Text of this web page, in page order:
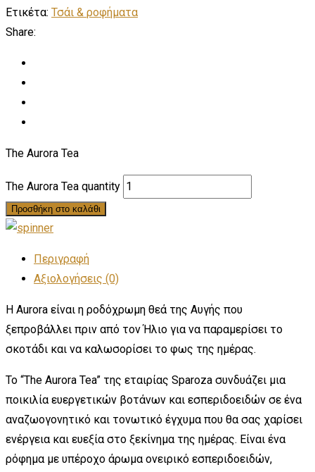
Ετικέτα: Τσάι & ροφήματα
Share:
The Aurora Tea
The Aurora Tea quantity
Προσθήκη στο καλάθι
Περιγραφή
Αξιολογήσεις (0)
Η Aurora είναι η ροδόχρωμη θεά της Αυγής που
ξεπροβάλλει πριν από τον Ήλιο για να παραμερίσει το
σκοτάδι και να καλωσορίσει το φως της ημέρας.
Το “The Aurora Tea” της εταιρίας Sparoza συνδυάζει μια
ποικιλία ευεργετικών βοτάνων και εσπεριδοειδών σε ένα
αναζωογονητικό και τονωτικό έγχυμα που θα σας χαρίσει
ενέργεια και ευεξία στο ξεκίνημα της ημέρας. Είναι ένα
ρόφημα με υπέροχο άρωμα ονειρικό εσπεριδοειδών,